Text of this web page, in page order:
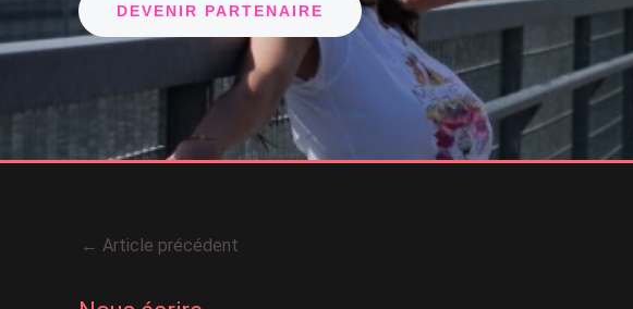
DEVENIR PARTENAIRE
← Article précédent